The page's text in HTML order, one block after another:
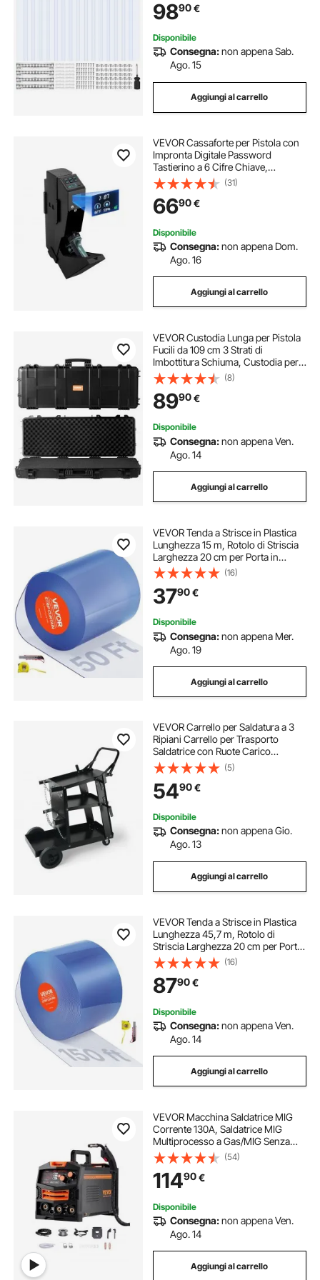
Plastica Impermeabile per Porte
9890€
Disponibile
Consegna:non appena Sab.
Ago. 15
Aggiungi al carrello
VEVOR Cassaforte per Pistola con
Impronta Digitale Password
Tastierino a 6 Cifre Chiave,
Cassaforte per Pistole con LED
Capienza 1 Pistola e Caricatore 190
x 98 x 425 mm, Custodia per
Comodino
(31)
6690€
Disponibile
Consegna:non appena Dom.
Ago. 16
Aggiungi al carrello
VEVOR Custodia Lunga per Pistola
Fucili da 109 cm 3 Strati di
Imbottitura Schiuma, Custodia per
Fucile da Caccia con Serratura PP
Impermeabile con Manico Ruote,
Valigetta per Fucile Pistola Portatile
(8)
8990€
Disponibile
Consegna:non appena Ven.
Ago. 14
Aggiungi al carrello
VEVOR Tenda a Strisce in Plastica
Lunghezza 15 m, Rotolo di Striscia
Larghezza 20 cm per Porta in
Plastica Liscia per Porte, Tenda a
Strisce Trasparente per Magazzino,
Frigoriferi, Congelatori
(16)
3790€
Disponibile
Consegna:non appena Mer.
Ago. 19
Aggiungi al carrello
VEVOR Carrello per Saldatura a 3
Ripiani Carrello per Trasporto
Saldatrice con Ruote Carico
Massimo 168-181 kg Carrello per
Attrezzatura di Saldatura MIG TIG
ARC MMA Taglierina al Plasma da
Officina
(5)
5490€
Disponibile
Consegna:non appena Gio.
Ago. 13
Aggiungi al carrello
VEVOR Tenda a Strisce in Plastica
Lunghezza 45,7 m, Rotolo di
Striscia Larghezza 20 cm per Porta
in Plastica Liscia per Porte, Tenda a
Strisce Trasparente per Magazzini,
Congelatori, Garage
(16)
8790€
Disponibile
Consegna:non appena Ven.
Ago. 14
Aggiungi al carrello
VEVOR Macchina Saldatrice MIG
Corrente 130A, Saldatrice MIG
Multiprocesso a Gas/MIG Senza
Gas 2 in 1, Saldatrice Portatile
Saldatrice Tecnologia Inverter IGBT,
Macchina Saldatrice Schermo
Digitale
(54)
11490€
Disponibile
Consegna:non appena Ven.
Ago. 14
Aggiungi al carrello